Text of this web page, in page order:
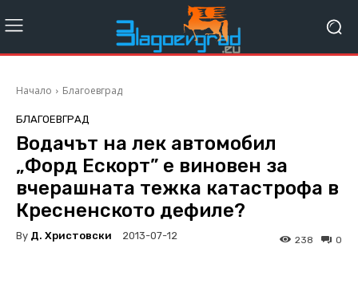
Начало Благоевград
БЛАГОЕВГРАД
Водачът на лек автомобил
„Форд Ескорт” е виновен за
вчерашната тежка катастрофа в
Кресненското дефиле?
By Д. Христовски 2013-07-12 0
238